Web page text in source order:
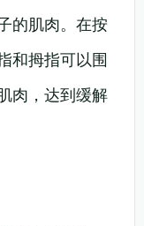
的肌肉。在按
和拇指可以围
肉，达到缓解